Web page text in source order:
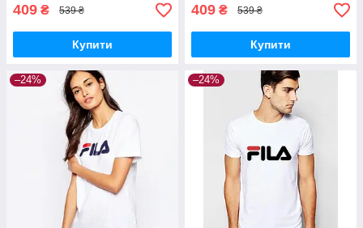
409 ₴ 539 ₴
Купити
409 ₴ 539 ₴
Купити
–24% –24%